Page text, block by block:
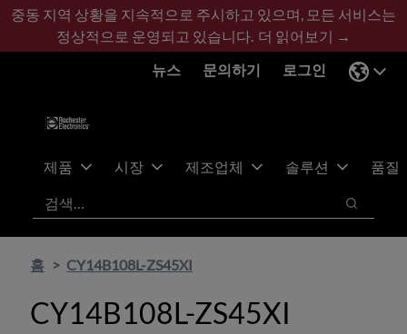
기
콘
바
글
중동 지역 상황을 지속적으로 주시하고 있으며, 모든 서비스는
정상적으로 운영되고 있습니다. 더 읽어보기 →
뉴스
문의하기 로그인
제품 시장 제조업체 솔루션
품질
검색
검색
홈 CY14B108L-ZS45XI
CY14B108L-ZS45XI